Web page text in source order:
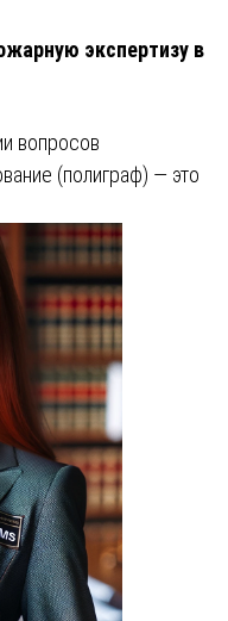
экспертизу в
вопросов
(полиграф) — это